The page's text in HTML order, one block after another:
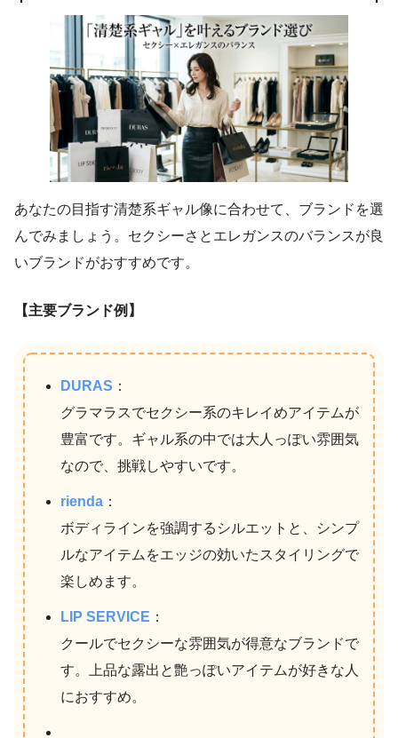
あなたの目指す清楚系ギャル像に合わせて、ブランドを選
んでみましょう。セクシーさとエレガンスのバランスが良
いブランドがおすすめです。
【主要ブランド例】
DURAS ：
グラマラスでセクシー系のキレイめアイテムが
豊富です。ギャル系の中では大人っぽい雰囲気
なので、挑戦しやすいです。
rienda ：
ボディラインを強調するシルエットと、シンプ
ルなアイテムをエッジの効いたスタイリングで
楽しめます。
LIP SERVICE ：
クールでセクシーな雰囲気が得意なブランドで
す。上品な露出と艶っぽいアイテムが好きな人
におすすめ。